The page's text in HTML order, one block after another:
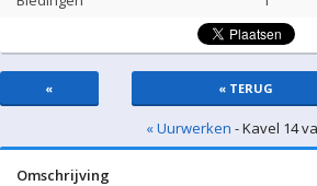
« « TERUG
« Uurwerken - Kavel 14
Omschrijving